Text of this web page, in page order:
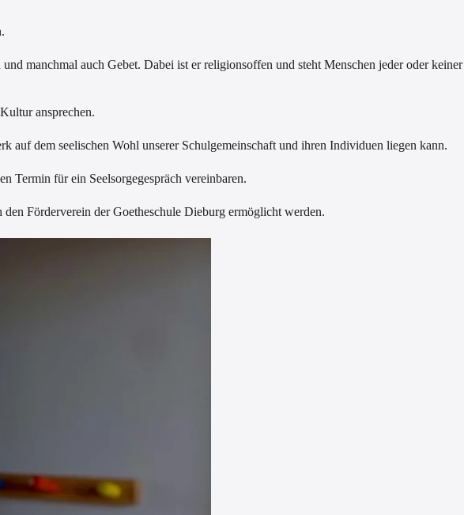
manchmal auch Gebet. Dabei ist er religionsoffen und steht Menschen jeder oder keiner
ansprechen.
auf dem seelischen Wohl unserer Schulgemeinschaft und ihren Individuen liegen kann.
Termin für ein Seelsorgegespräch vereinbaren.
Förderverein der Goetheschule Dieburg ermöglicht werden.